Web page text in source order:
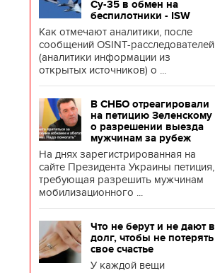
Су-35 в обмен на
беспилотники - ISW
Как отмечают аналитики, после
сообщений OSINT-расследователей
(аналитики информации из
открытых источников) о ...
В СНБО отреагировали
на петицию Зеленскому
о разрешении выезда
мужчинам за рубеж
На днях зарегистрированная на
сайте Президента Украины петиция,
требующая разрешить мужчинам
мобилизационного ...
Что не берут и не дают в
долг, чтобы не потерять
свое счастье
У каждой вещи